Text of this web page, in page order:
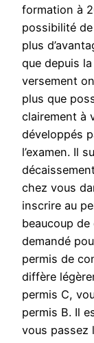
formation à
possibilité
plus
que depuis
versement
plus que
clairement à
développés
l’examen. Il
chez vous
inscrire au
beaucoup
demandé
permis de
diffère
permis C,
permis B. Il
vous passez